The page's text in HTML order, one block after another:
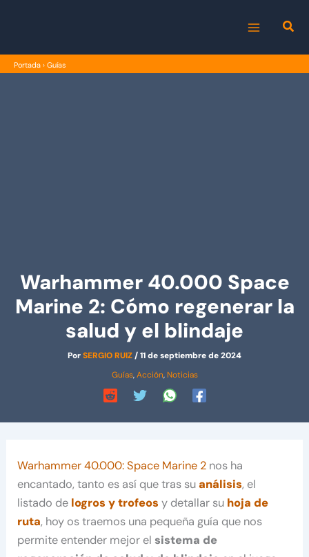
MENU
Portada › Guías
Warhammer 40.000 Space
Marine 2: Cómo regenerar la
salud y el blindaje
PorSERGIO RUIZ/11 de septiembre de 2024
Guías,Acción, Noticias
Warhammer 40.000: Space Marine 2 nos ha
encantado, tanto es así que tras suanálisis, el
listado de logros y trofeos y detallar su hoja de
ruta, hoy os traemos una pequeña guía que nos
permite entender mejor elsistema de